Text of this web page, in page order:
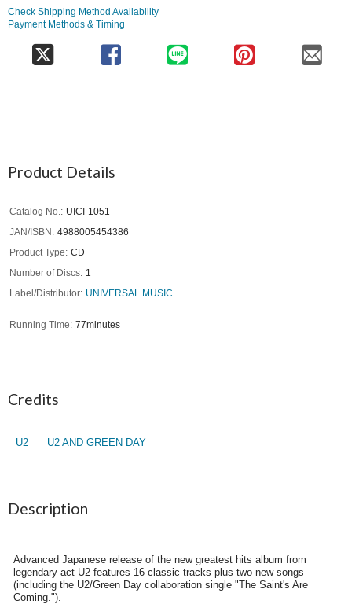
Check Shipping Method Availability
Payment Methods & Timing
Product Details
Catalog No.
UICI-1051
JAN/ISBN
4988005454386
Product Type
CD
Number of Discs
1
Label/Distributor
UNIVERSAL MUSIC
Running Time 77minutes
Credits
U2 U2 AND GREEN DAY
Description
Advanced Japanese release of the new greatest hits album from
legendary act U2 features 16 classic tracks plus two new songs
(including the U2/Green Day collaboration single "The Saint's Are
Coming.").